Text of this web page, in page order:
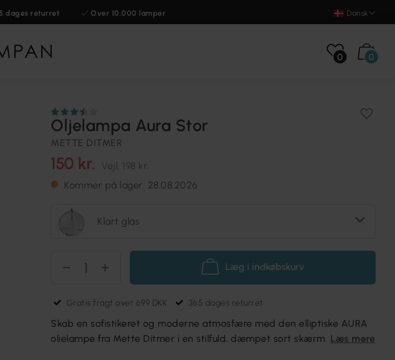
dages returret Over 10.000 lamper Dansk
0 0
Oljelampa Aura Stor
METTE DITMER
150 kr. Vejl. 198 kr.
Kommer på lager: 28.08.2026
Klart glas
Læg i indkøbskurv
Gratis fragt over 699 DKK 365 dages returret
Skab en sofistikeret og moderne atmosfære med den elliptiske AURA
olielampe fra Mette Ditmer i en stilfuld, dæmpet sort skærm. Læs mere